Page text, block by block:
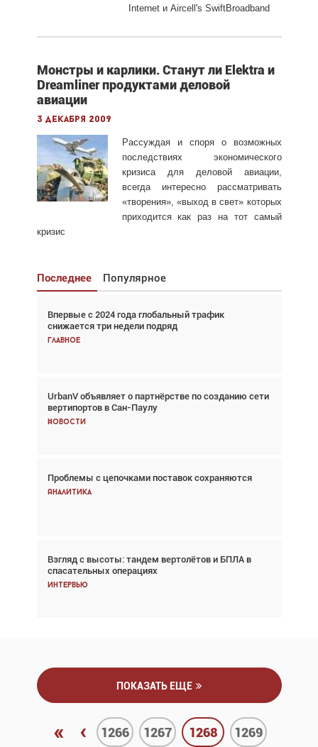
Internet и Aircell's SwiftBroadband
Монстры и карлики. Станут ли Elektra и
Dreamliner продуктами деловой
авиации
3 декабря 2009
Рассуждая и споря о возможных
последствиях экономического
кризиса для деловой авиации,
всегда интересно рассматривать
«творения», «выход в свет» которых
приходится как раз на тот самый
кризис
Последнее Популярное
Впервые с 2024 года глобальный трафик
снижается три недели подряд
Главное
UrbanV объявляет о партнёрстве по созданию сети
вертипортов в Сан-Паулу
Новости
Проблемы с цепочками поставок сохраняются
Аналитика
Взгляд с высоты: тандем вертолётов и БПЛА в
спасательных операциях
Интервью
Взгляд с высоты: тандем вертолётов и БПЛА в
спасательных операциях
Главное
Авиационный фотограф Дэйв Кох: «Фотография
говорит сама за себя... а ИИ всё портит»
Новости
Впервые с 2024 года глобальный трафик
снижается три недели подряд
Частный самолёт – это актив. Подходите к
покупке соответствующим образом
Интервью
ПОКАЗАТЬ ЕЩЕ
« ‹ 1266 1267 1268 1269